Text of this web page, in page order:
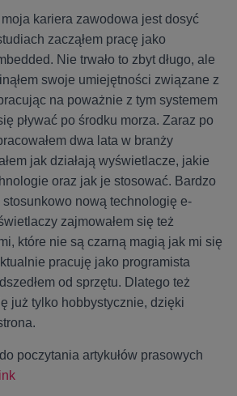
moja kariera zawodowa jest dosyć
zacząłem pracę jako
Nie trwało to zbyt długo, ale
swoje umiejętności związane z
na poważnie z tym systemem
pływać po środku morza. Zaraz po
dwa lata w branży
jak działają wyświetlacze, jakie
oraz jak je stosować. Bardzo
stosunkowo nową technologię e-
zajmowałem się też
które nie są czarną magią jak mi się
pracuję jako programista
od sprzętu. Dlatego też
już tylko hobbystycznie, dzięki
poczytania artykułów prasowych
link